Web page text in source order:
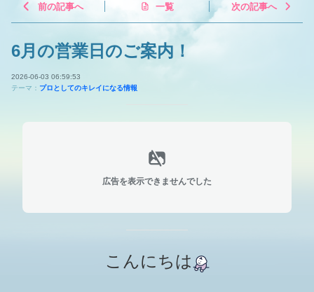
前の記事へ 一覧 次の記事へ
6月の営業日のご案内！
2026-06-03 06:59:53
テーマ： プロとしてのキレイになる情報
広告を表示できませんでした
こんにちは